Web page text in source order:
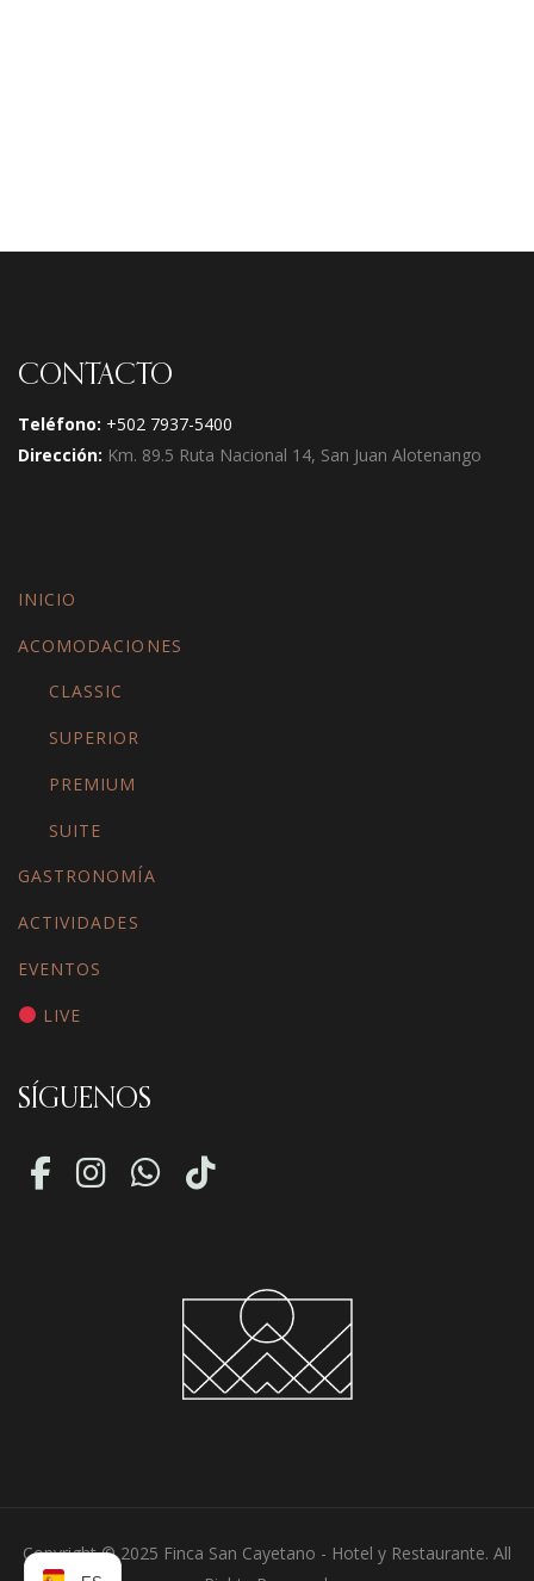
CONTACTO
Teléfono: +502 7937-5400
Dirección: Km. 89.5 Ruta Nacional 14, San Juan Alotenango
INICIO
ACOMODACIONES
CLASSIC
SUPERIOR
PREMIUM
SUITE
GASTRONOMÍA
ACTIVIDADES
EVENTOS
LIVE
SÍGUENOS
Copyright © 2025 Finca San Cayetano - Hotel y Restaurante. All